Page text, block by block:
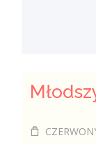
CZERWONY